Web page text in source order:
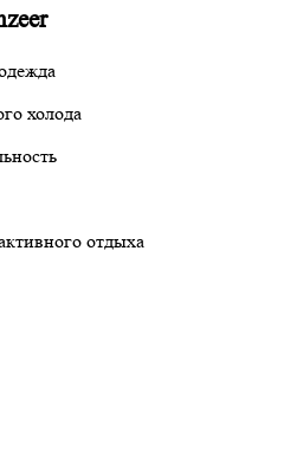
холода
отдыха